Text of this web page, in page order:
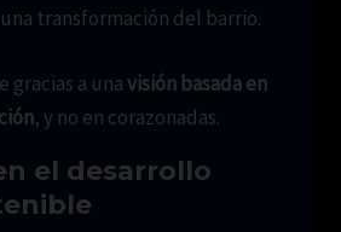
transformación del barrio.
gracias a una visión basada en
, y no en corazonadas.
el desarrollo